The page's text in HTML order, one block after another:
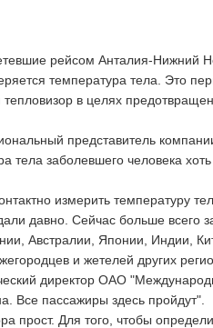
рейсом Анталия-Нижний
температура тела. Это
в целях
представитель
тела заболевшего человека
измерить температуру
давно. Сейчас больше всего
Австралии, Японии, Индии,
и жетелей других
директор ОАО
Все пассажиры здесь пройдут".
прост. Для того, чтобы